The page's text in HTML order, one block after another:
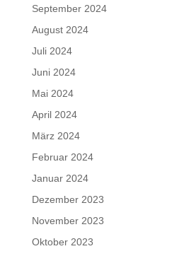
September 2024
August 2024
Juli 2024
Juni 2024
Mai 2024
April 2024
März 2024
Februar 2024
Januar 2024
Dezember 2023
November 2023
Oktober 2023